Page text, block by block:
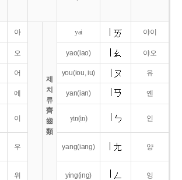
아
제
치
류
齊
齒
類
yai 야이
오 yao(iao) 야오
어 you(iou,iu) 유
에 yan(ian) 옌
이 yin(in) 인
우 yang(iang) 양
위 ying(ing) 잉